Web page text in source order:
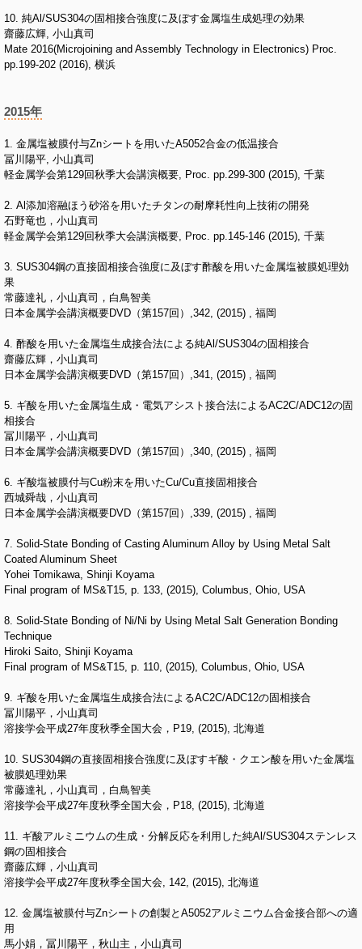
10. 純Al/SUS304の固相接合強度に及ぼす金属塩生成処理の効果
齋藤広輝, 小山真司
Mate 2016(Microjoining and Assembly Technology in Electronics) Proc.
pp.199-202 (2016), 横浜
2015年
1. 金属塩被膜付与Znシートを用いたA5052合金の低温接合
冨川陽平, 小山真司
軽金属学会第129回秋季大会講演概要, Proc. pp.299-300 (2015), 千葉
2. Al添加溶融ほう砂浴を用いたチタンの耐摩耗性向上技術の開発
石野竜也，小山真司
軽金属学会第129回秋季大会講演概要, Proc. pp.145-146 (2015), 千葉
3. SUS304鋼の直接固相接合強度に及ぼす酢酸を用いた金属塩被膜処理効
果
常藤達礼，小山真司，白鳥智美
日本金属学会講演概要DVD（第157回）,342, (2015) , 福岡
4. 酢酸を用いた金属塩生成接合法による純Al/SUS304の固相接合
齋藤広輝，小山真司
日本金属学会講演概要DVD（第157回）,341, (2015) , 福岡
5. ギ酸を用いた金属塩生成・電気アシスト接合法によるAC2C/ADC12の固
相接合
冨川陽平，小山真司
日本金属学会講演概要DVD（第157回）,340, (2015) , 福岡
6. ギ酸塩被膜付与Cu粉末を用いたCu/Cu直接固相接合
西城舜哉，小山真司
日本金属学会講演概要DVD（第157回）,339, (2015) , 福岡
7. Solid-State Bonding of Casting Aluminum Alloy by Using Metal Salt
Coated Aluminum Sheet
Yohei Tomikawa, Shinji Koyama
Final program of MS&T15, p. 133, (2015), Columbus, Ohio, USA
8. Solid-State Bonding of Ni/Ni by Using Metal Salt Generation Bonding
Technique
Hiroki Saito, Shinji Koyama
Final program of MS&T15, p. 110, (2015), Columbus, Ohio, USA
9. ギ酸を用いた金属塩生成接合法によるAC2C/ADC12の固相接合
冨川陽平，小山真司
溶接学会平成27年度秋季全国大会，P19, (2015), 北海道
10. SUS304鋼の直接固相接合強度に及ぼすギ酸・クエン酸を用いた金属塩
被膜処理効果
常藤達礼，小山真司，白鳥智美
溶接学会平成27年度秋季全国大会，P18, (2015), 北海道
11. ギ酸アルミニウムの生成・分解反応を利用した純Al/SUS304ステンレス
鋼の固相接合
齋藤広輝，小山真司
溶接学会平成27年度秋季全国大会, 142, (2015), 北海道
12. 金属塩被膜付与Znシートの創製とA5052アルミニウム合金接合部への適
用
馬小娟，冨川陽平，秋山主，小山真司